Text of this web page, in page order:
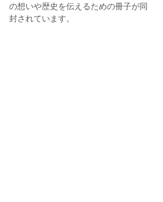
の想いや歴史を伝えるための冊子が同
封されています。